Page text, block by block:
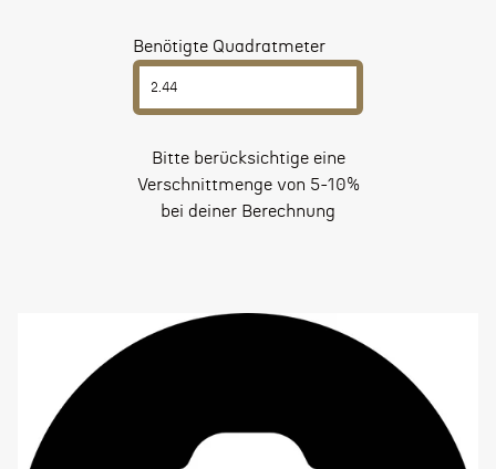
Benötigte Quadratmeter
Bitte berücksichtige eine
Verschnittmenge von 5-10%
bei deiner Berechnung